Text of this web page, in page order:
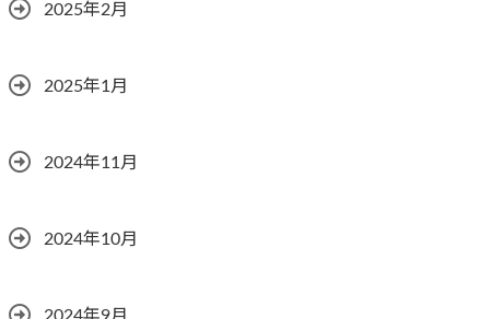
2025年2月
2025年1月
2024年11月
2024年10月